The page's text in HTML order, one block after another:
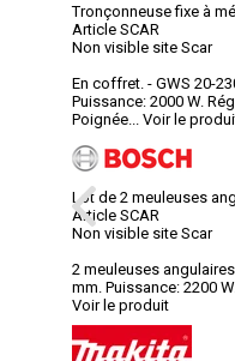
Tronçonneuse fixe à
Article SCAR
Non visible site Scar
En coffret. - GWS 20-
Puissance: 2000 W.
Poignée...
Voir le
Lot de 2 meuleuses
Article SCAR
Non visible site Scar
2 meuleuses
mm. Puissance: 2200
Voir le produit